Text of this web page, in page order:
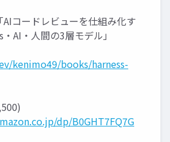
コードレビューを仕組み化す
AI・人間の3層モデル」
kenimo49/books/harness-
dp/B0GHT7FQ7G